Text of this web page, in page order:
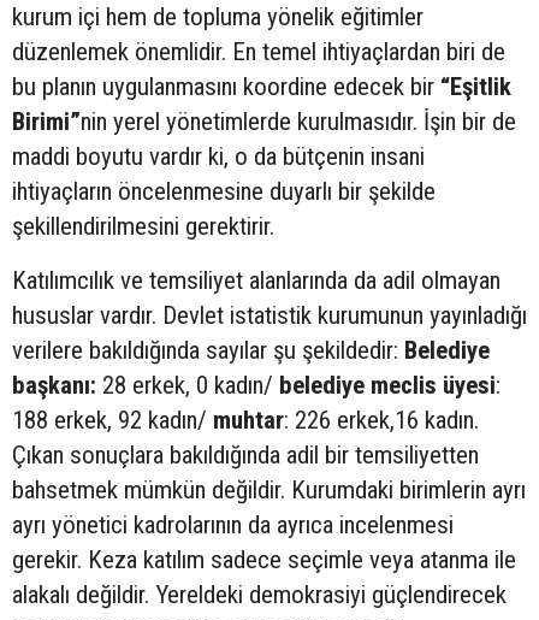
kurum içi hem de topluma yönelik eğitimler
düzenlemek önemlidir. En temel ihtiyaçlardan biri de
bu planın uygulanmasını koordine edecek bir “Eşitlik
Birimi”nin yerel yönetimlerde kurulmasıdır. İşin bir de
maddi boyutu vardır ki, o da bütçenin insani
ihtiyaçların öncelenmesine duyarlı bir şekilde
şekillendirilmesini gerektirir.
Katılımcılık ve temsiliyet alanlarında da adil olmayan
hususlar vardır. Devlet istatistik kurumunun yayınladığı
verilere bakıldığında sayılar şu şekildedir: Belediye
başkanı: 28 erkek, 0 kadın/ belediye meclis üyesi:
188 erkek, 92 kadın/ muhtar: 226 erkek,16 kadın.
Çıkan sonuçlara bakıldığında adil bir temsiliyetten
bahsetmek mümkün değildir. Kurumdaki birimlerin ayrı
ayrı yönetici kadrolarının da ayrıca incelenmesi
gerekir. Keza katılım sadece seçimle veya atanma ile
alakalı değildir. Yereldeki demokrasiyi güçlendirecek